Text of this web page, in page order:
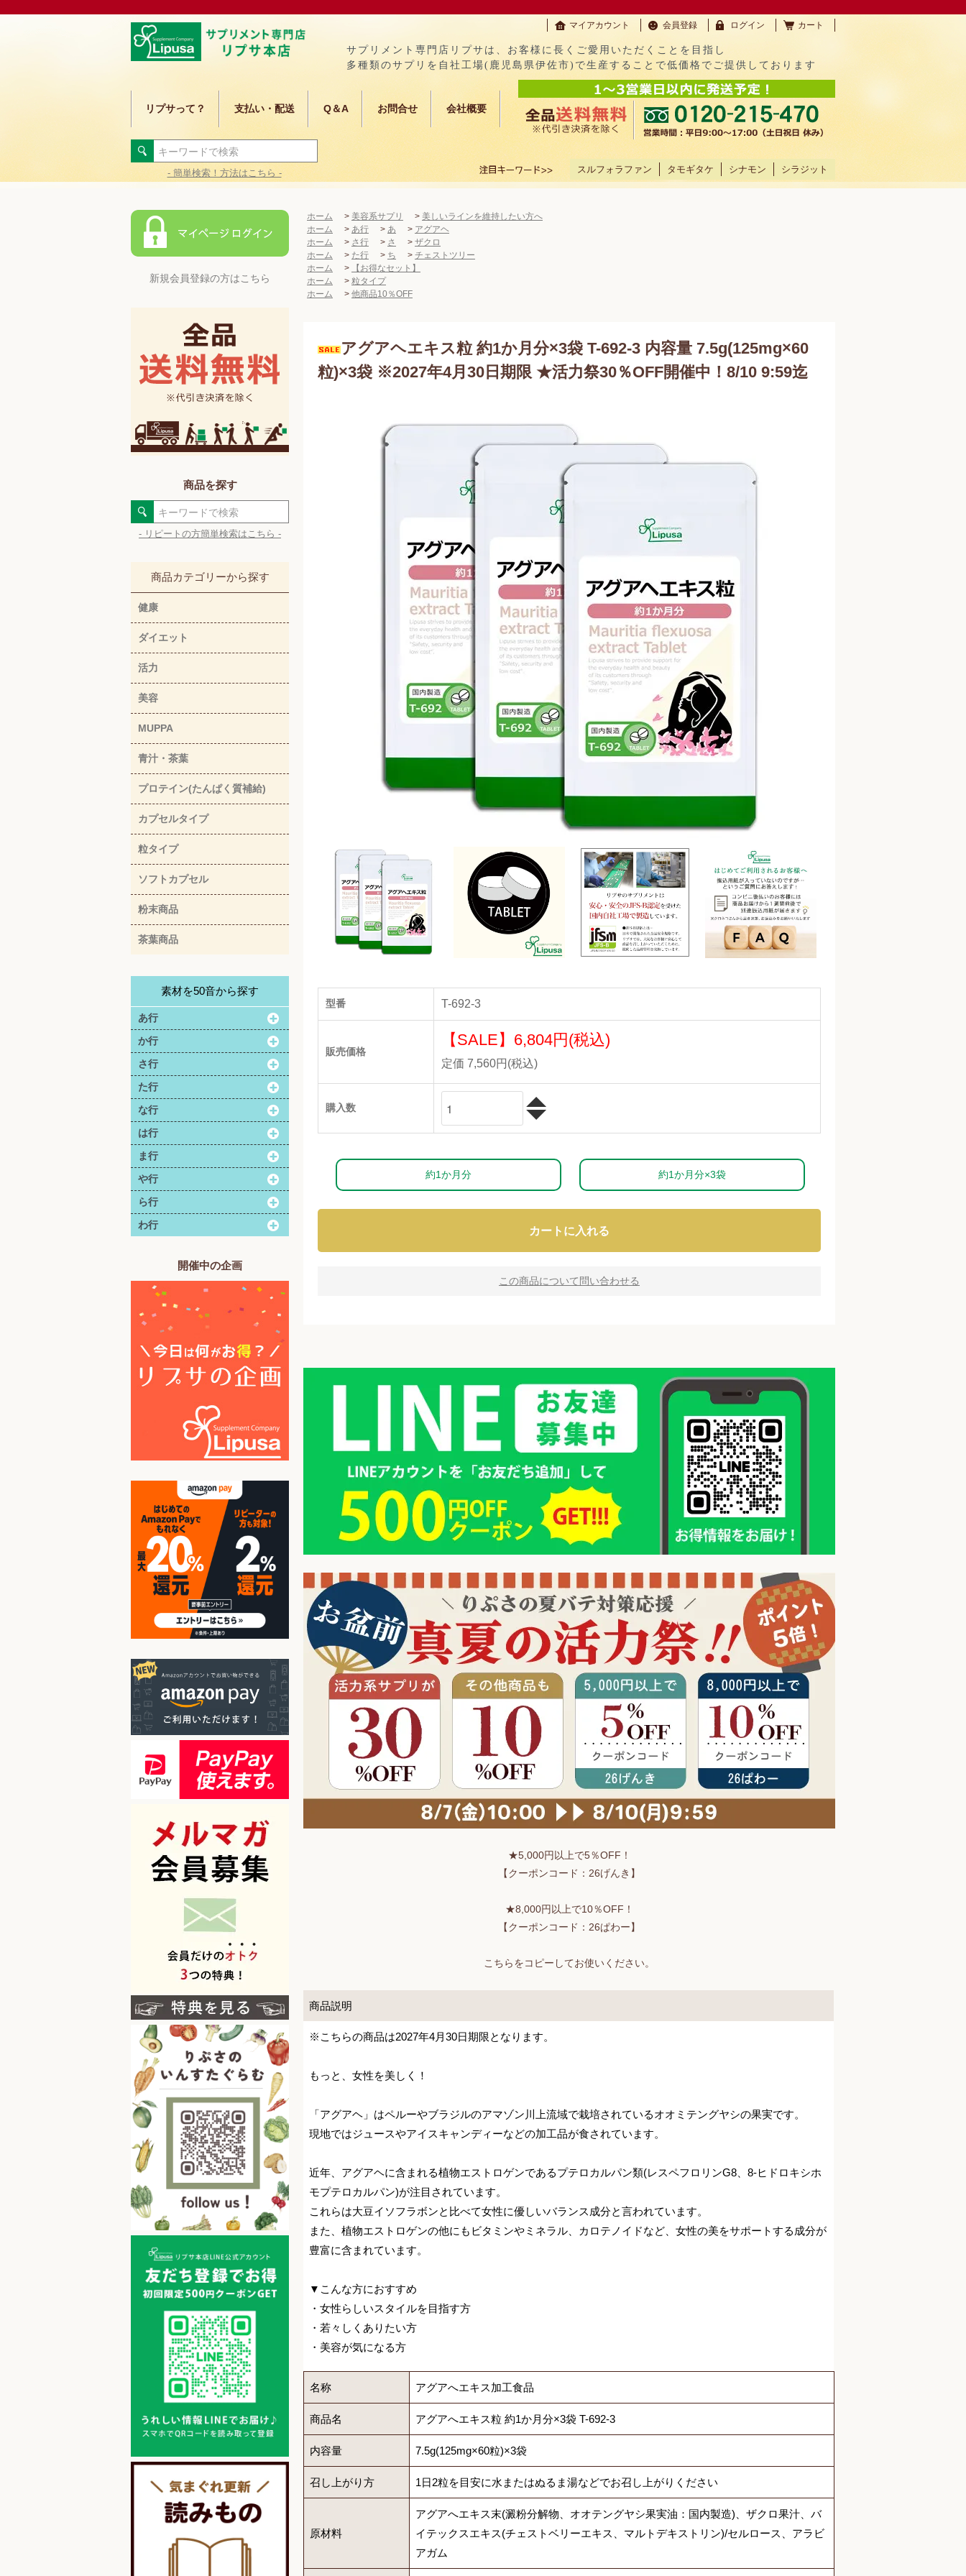
マイアカウント 会員登録 ログイン カート
サプリメント専門店リプサは、お客様に長くご愛用いただくことを目指し
多種類のサプリを自社工場(鹿児島県伊佐市)で生産することで低価格でご提供しております
リプサって？ 支払い・配送 Q＆A お問合せ 会社概要
- 簡単検索！方法はこちら - スルフォラファン タモギタケ シナモン シラジット
新規会員登録の方はこちら
商品を探す
- リピートの方簡単検索はこちら -
商品カテゴリーから探す
健康
ダイエット
活力
美容
MUPPA
青汁・茶葉
プロテイン(たんぱく質補給)
カプセルタイプ
粒タイプ
ソフトカプセル
粉末商品
茶葉商品
素材を50音から探す
あ行
か行
さ行
た行
な行
は行
ま行
や行
ら行
わ行
開催中の企画
ホーム > 美容系サプリ > 美しいラインを維持したい方へ
ホーム
> あ行 > あ > アグアヘ
ホーム
> さ行 > さ > ザクロ
ホーム
> た行 > ち > チェストツリー
ホーム
>
【お得なセット】
ホーム
> 粒タイプ
ホーム
> 他商品10％OFF
アグアヘエキス粒 約1か月分×3袋 T-692-3 内容量 7.5g(125mg×60
粒)×3袋 ※2027年4月30日期限 ★活力祭30％OFF開催中！8/10 9:59迄
型番 T-692-3
販売価格
【SALE】 6,804円(税込)
定価 7,560円(税込)
購入数
約1か月分 約1か月分×3袋
カートに入れる
この商品について問い合わせる
★5,000円以上で5％OFF！
【クーポンコード：26げんき】
★8,000円以上で10％OFF！
【クーポンコード：26ぱわー】
こちらをコピーしてお使いください。
商品説明
※こちらの商品は2027年4月30日期限となります。
もっと、女性を美しく！
「アグアヘ」はペルーやブラジルのアマゾン川上流域で栽培されているオオミテングヤシの果実です。
現地ではジュースやアイスキャンディーなどの加工品が食されています。
近年、アグアヘに含まれる植物エストロゲンであるプテロカルパン類(レスペフロリンG8、8-ヒドロキシホ
モプテロカルパン)が注目されています。
これらは大豆イソフラボンと比べて女性に優しいバランス成分と言われています。
また、植物エストロゲンの他にもビタミンやミネラル、カロテノイドなど、女性の美をサポートする成分が
豊富に含まれています。
▼こんな方におすすめ
・女性らしいスタイルを目指す方
・若々しくありたい方
・美容が気になる方
名称 アグアへエキス加工食品
商品名 アグアへエキス粒 約1か月分×3袋 T-692-3
内容量 7.5g(125mg×60粒)×3袋
召し上がり方 1日2粒を目安に水またはぬるま湯などでお召し上がりください
原材料
アグアへエキス末(澱粉分解物、オオテングヤシ果実油：国内製造)、ザクロ果汁、バ
イテックスエキス(チェストベリーエキス、マルトデキストリン)/セルロース、アラビ
アガム